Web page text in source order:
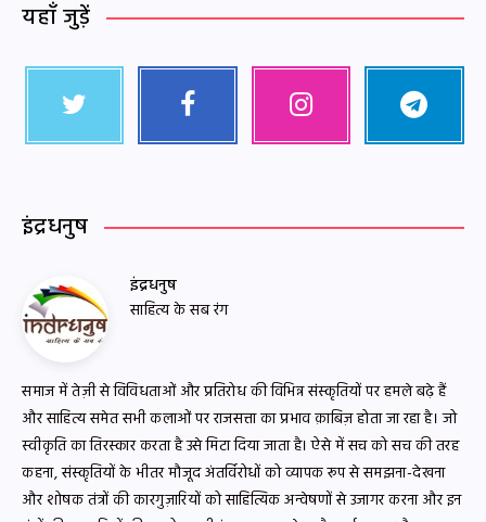
यहाँ जुड़ें
इंद्रधनुष
इंद्रधनुष
साहित्य के सब रंग
समाज में तेज़ी से विविधताओं और प्रतिरोध की विभिन्न संस्कृतियों पर हमले बढ़े हैं
और साहित्य समेत सभी कलाओं पर राजसत्ता का प्रभाव क़ाबिज़ होता जा रहा है। जो
स्वीकृति का तिरस्कार करता है उसे मिटा दिया जाता है। ऐसे में सच को सच की तरह
कहना, संस्कृतियों के भीतर मौजूद अंतर्विरोधों को व्यापक रूप से समझना-देखना
और शोषक तंत्रों की कारगुज़ारियों को साहित्यिक अन्वेषणों से उजागर करना और इन